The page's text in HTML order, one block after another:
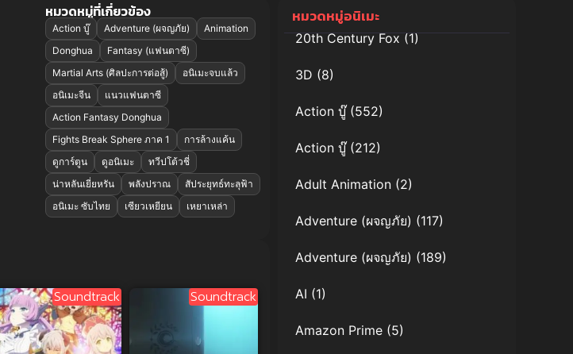
หมวดหมู่ที่เกี่ยวข้อง
Action บู๊ Adventure (ผจญภัย)
Animation
Donghua
Fantasy (แฟนตาซี)
Martial Arts (ศิลปะการต่อสู้)
อนิเมะจบแล้ว
อนิเมะจีน
แนวแฟนตาซี
Action Fantasy Donghua
Fights Break Sphere ภาค 1
การล้างแค้น
ดูการ์ตูน
ดูอนิเมะ
ทวีปโต้วชี่
น่าหลันเยี่ยหรัน
พลังปราณ
สัประยุทธ์ทะลุฟ้า
อนิเมะ ซับไทย
เซียวเหยียน เหยาเหล่า
Soundtrack Soundtrack
หมวดหมู่อนิเมะ
20th Century Fox(1)
3D (8)
Action บู๊(552)
Action บู๊(212)
Adult Animation (2)
Adventure (ผจญภัย) (117)
Adventure (ผจญภัย) (189)
AI (1)
Amazon Prime (5)